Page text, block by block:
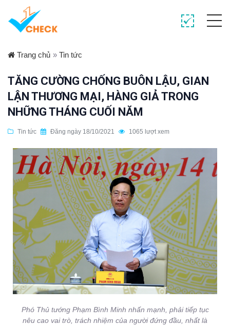
Trang chủ » Tin tức
TĂNG CƯỜNG CHỐNG BUÔN LẬU, GIAN
LẬN THƯƠNG MẠI, HÀNG GIẢ TRONG
NHỮNG THÁNG CUỐI NĂM
Tin tức Đăng ngày 18/10/2021 1065 lượt xem
Phó Thủ tướng Phạm Bình Minh nhấn mạnh, phải tiếp tục
nêu cao vai trò, trách nhiệm của người đứng đầu, nhất là